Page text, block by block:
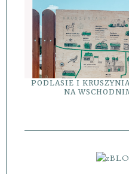
PODLASIE I
NA